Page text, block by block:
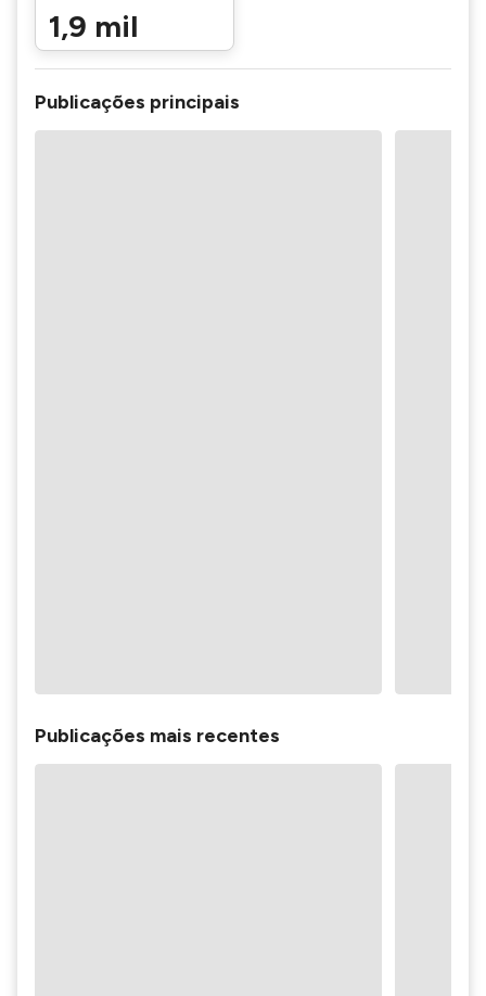
1,9 mil
Publicações principais
Publicações mais recentes